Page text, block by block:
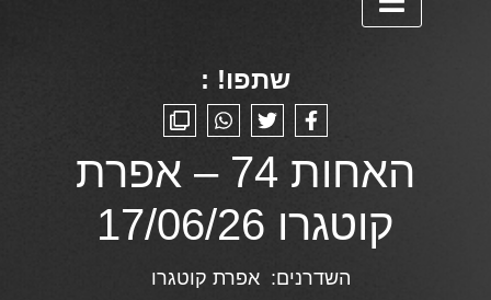
שתפו! :
האחות 74 – אפרת
קוטגרו 17/06/26
השדרנים: אפרת קוטגרו